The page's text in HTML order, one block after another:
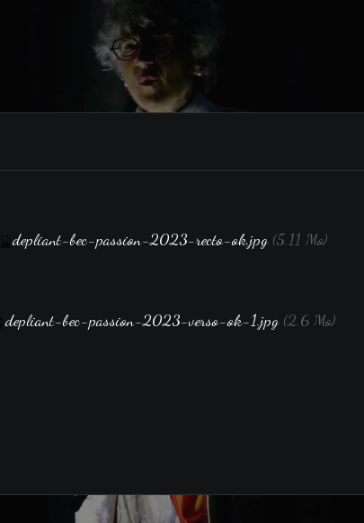
depliant-bec-passion-2023-recto-ok.jpg(5.11 Mo)
depliant-bec-passion-2023-verso-ok-1.jpg(2.6 Mo)